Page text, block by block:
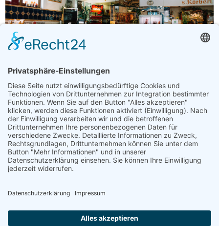
Betrieb Öffnungszeiten
Fleischerei Kastner
Fleisch, Gastronomie, Geschenke, Getränke,
Getreideprodukte, Gourmet-Zutaten, Honig, Aufstriche &
Co, Milchprodukte, Obst & Gemüse, Süßes & Snacks,
Weitere Hofprodukte
Produktübersicht
Extrawurst, Fleisch, Gailtaler Almkäse g.U., Gailtaler